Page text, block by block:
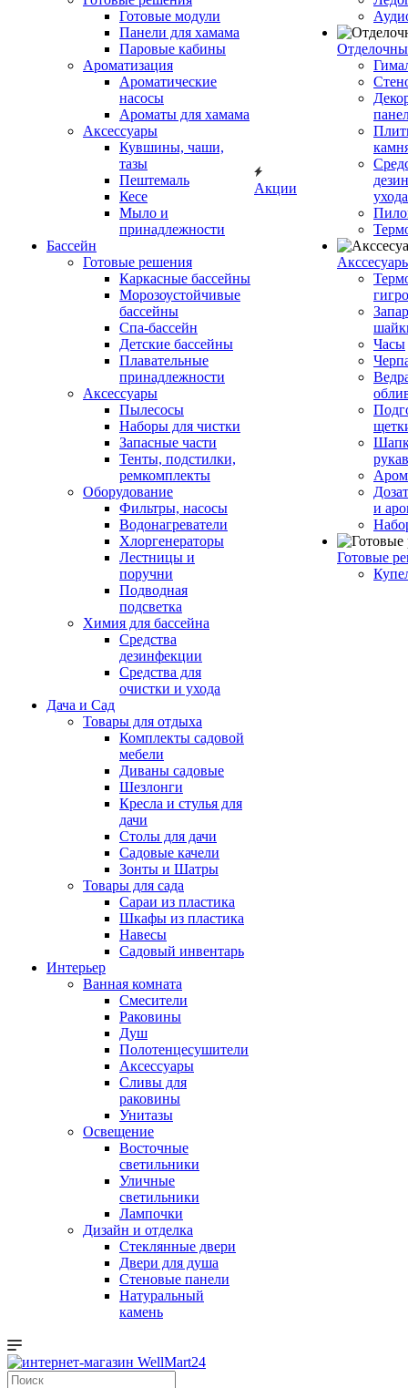
Готовые модули
Панели для хамама
Паровые кабины
Ароматизация
Ароматические
насосы
Ароматы для хамама
Аксессуары
Кувшины, чаши,
тазы
Пештемаль
Кесе
Мыло и
принадлежности
Бассейн
Готовые решения
Каркасные бассейны
Морозоустойчивые
бассейны
Спа-бассейн
Детские бассейны
Плавательные
принадлежности
Аксессуары
Пылесосы
Наборы для чистки
Запасные части
Тенты, подстилки,
ремкомплекты
Оборудование
Фильтры, насосы
Водонагреватели
Хлоргенераторы
Лестницы и
поручни
Подводная
подсветка
Химия для бассейна
Средства
дезинфекции
Средства для
очистки и ухода
Дача и Сад
Товары для отдыха
Комплекты садовой
мебели
Диваны садовые
Шезлонги
Кресла и стулья для
дачи
Столы для дачи
Садовые качели
Зонты и Шатры
Товары для сада
Сараи из пластика
Шкафы из пластика
Навесы
Садовый инвентарь
Интерьер
Ванная комната
Смесители
Раковины
Душ
Полотенцесушители
Аксессуары
Сливы для
раковины
Унитазы
Освещение
Восточные
светильники
Уличные
светильники
Лампочки
Дизайн и отделка
Стеклянные двери
Двери для душа
Стеновые панели
Натуральный
камень
Акции
ухода
Часы
и
Готовые